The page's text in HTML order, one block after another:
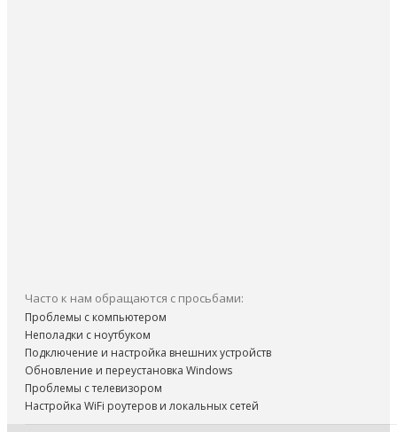
Часто к нам обращаются с просьбами:
Проблемы с компьютером
Неполадки с ноутбуком
Подключение и настройка внешних устройств
Обновление и переустановка Windows
Проблемы с телевизором
Настройка WiFi роутеров и локальных сетей